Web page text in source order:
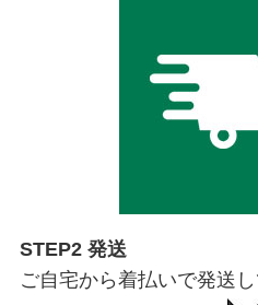
STEP2 発送
ご自宅から着払いで発送し